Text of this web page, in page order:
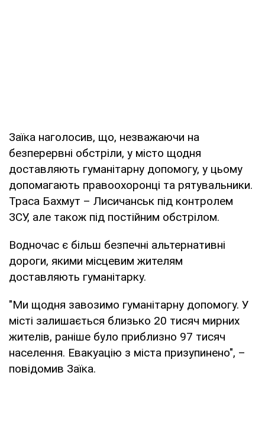
Заїка наголосив, що, незважаючи на
безперервні обстріли, у місто щодня
доставляють гуманітарну допомогу, у цьому
допомагають правоохоронці та рятувальники.
Траса Бахмут – Лисичанськ під контролем
ЗСУ, але також під постійним обстрілом.
Водночас є більш безпечні альтернативні
дороги, якими місцевим жителям
доставляють гуманітарку.
"Ми щодня завозимо гуманітарну допомогу. У
місті залишається близько 20 тисяч мирних
жителів, раніше було приблизно 97 тисяч
населення. Евакуацію з міста призупинено", –
повідомив Заїка.